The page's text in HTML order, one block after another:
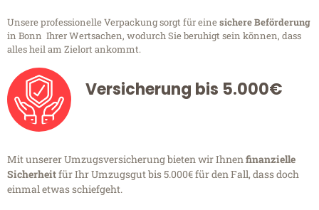
Unsere professionelle Verpackung sorgt für einesichere Beförderung
in Bonn Ihrer Wertsachen, wodurch Sie beruhigt sein können, dass
alles heil am Zielort ankommt.
Versicherung bis 5.000€
Mit unserer Umzugsversicherung bieten wir Ihnenfinanzielle
Sicherheitfür Ihr Umzugsgut bis 5.000€ für den Fall, dass doch
einmal etwas schiefgeht.